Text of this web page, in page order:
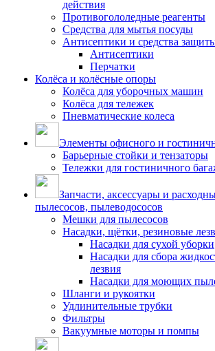
действия
Противогололедные реагенты
Средства для мытья посуды
Антисептики и средства
Антисептики
Перчатки
Колёса и колёсные опоры
Колёса для уборочных машин
Колёса для тележек
Пневматические колеса
Элементы офисного и
Барьерные стойки и тензаторы
Тележки для гостиничного
Запчасти, аксессуары и
пылесосов, пылеводососов
Мешки для пылесосов
Насадки, щётки, резиновые
Насадки для сухой уборки
Насадки для сбора
лезвия
Насадки для моющих
Шланги и рукоятки
Удлинительные трубки
Фильтры
Вакуумные моторы и помпы